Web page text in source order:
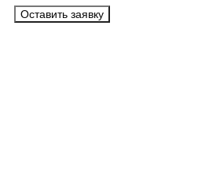
Оставить заявку